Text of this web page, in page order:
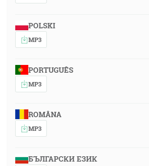
POLSKI
MP3
PORTUGUÊS
MP3
ROMÂNA
MP3
БЪЛГАРСКИ ЕЗИК